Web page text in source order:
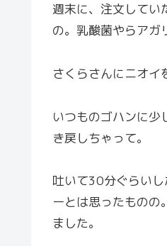
週末に、注文してい
の。乳酸菌やらアガ
さくらさんにニオイ
いつものゴハンに
き戻しちゃって。
吐いて30分ぐらい
ーとは思ったものの
ました。